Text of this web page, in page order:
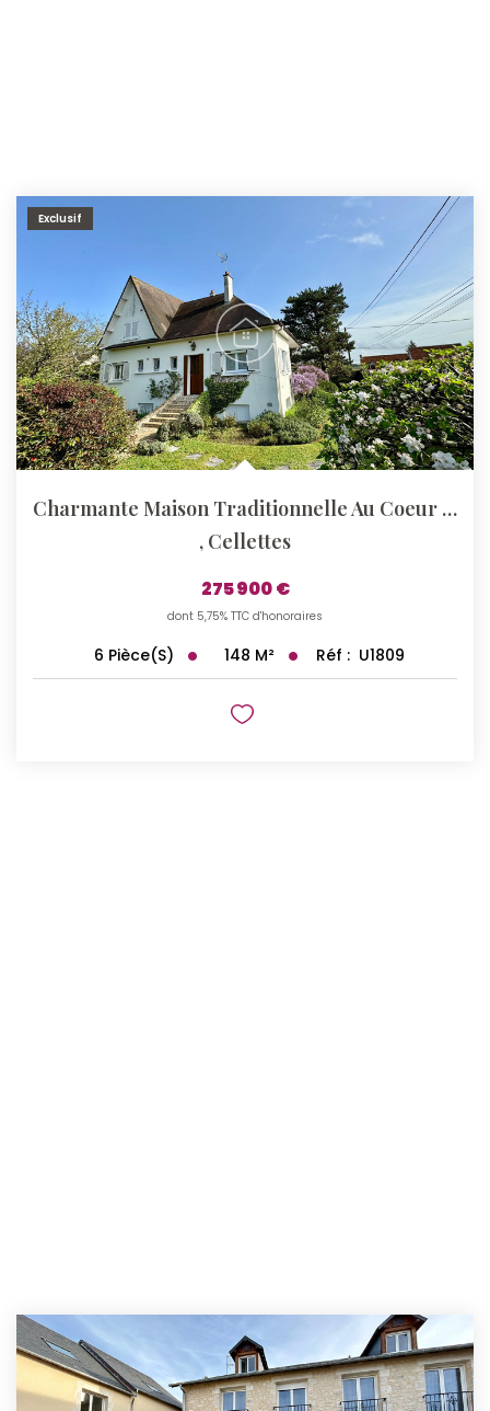
Exclusif
Charmante Maison Traditionnelle Au Coeur De Cellettes
, Cellettes
275 900 €
dont 5,75% TTC d'honoraires
6 Pièce(s) 148 M² Réf : U1809